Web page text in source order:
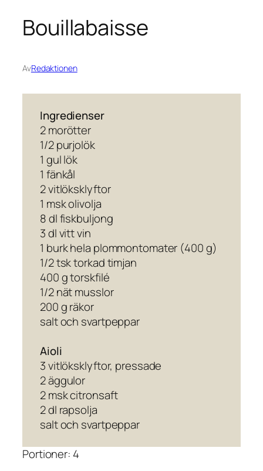
Bouillabaisse
AvRedaktionen
Ingredienser
2 morötter
1/2 purjolök
1 gul lök
1 fänkål
2 vitlöksklyftor
1 msk olivolja
8 dl fiskbuljong
3 dl vitt vin
1 burk hela plommontomater (400 g)
1/2 tsk torkad timjan
400 g torskfilé
1/2 nät musslor
200 g räkor
salt och svartpeppar
Aioli
3 vitlöksklyftor, pressade
2 äggulor
2 msk citronsaft
2 dl rapsolja
salt och svartpeppar
Portioner: 4